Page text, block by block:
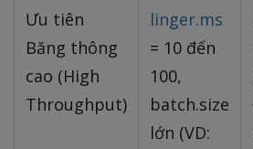
Ưu tiên
Băng thông
cao (High
Throughput)
linger.ms
= 10 đến
100,
batch.size
lớn (VD: